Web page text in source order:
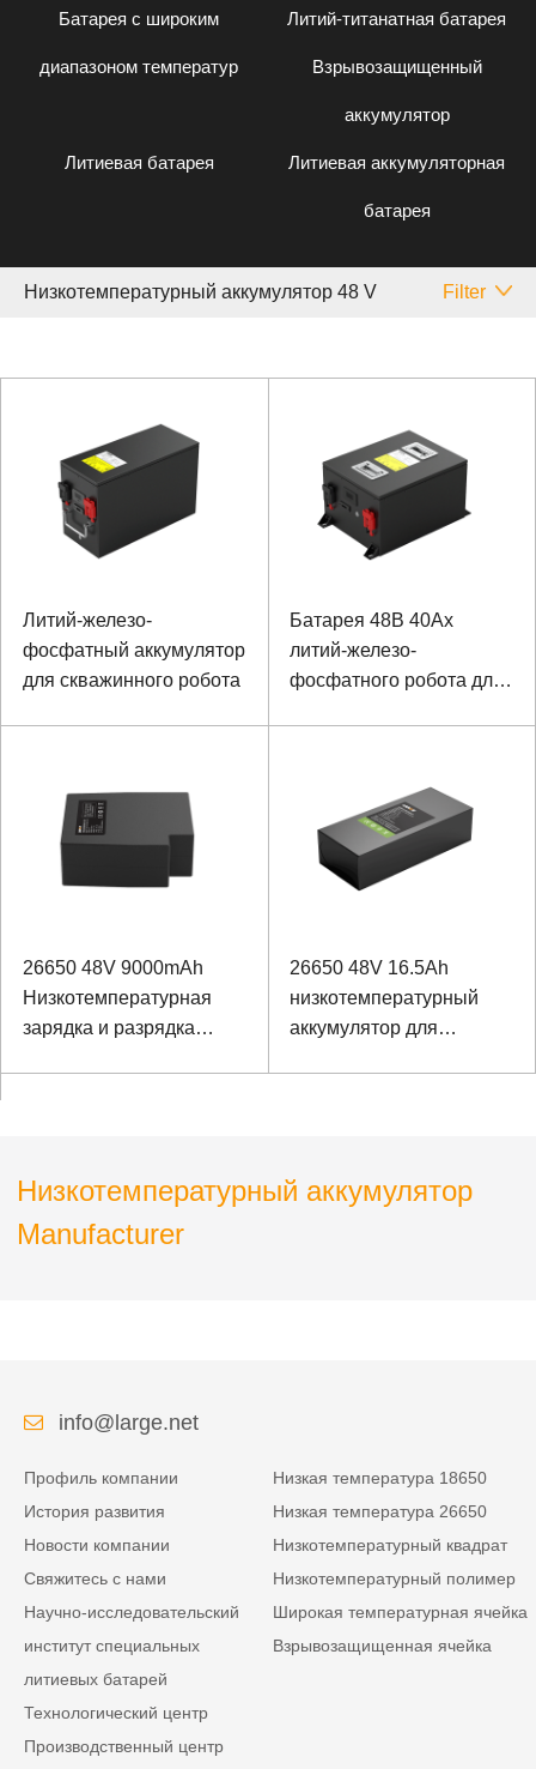
Батарея с широким
диапазоном температур
Литий-титанатная батарея
Взрывозащищенный
аккумулятор
Литиевая батарея Литиевая аккумуляторная
батарея
Низкотемпературный аккумулятор 48 V Filter
Литий-железо-
фосфатный аккумулятор
для скважинного робота
Батарея 48В 40Ах
литий-железо-
фосфатного робота для
26650 48V 9000mAh
Низкотемпературная
зарядка и разрядка
оборудования
26650 48V 16.5Ah
низкотемпературный
аккумулятор для
Низкотемпературный аккумулятор
Manufacturer
info@large.net
Профиль компании
История развития
Новости компании
Свяжитесь с нами
Научно-исследовательский
институт специальных
литиевых батарей
Технологический центр
Производственный центр
Низкая температура 18650
Низкая температура 26650
Низкотемпературный квадрат
Низкотемпературный полимер
Широкая температурная ячейка
Взрывозащищенная ячейка